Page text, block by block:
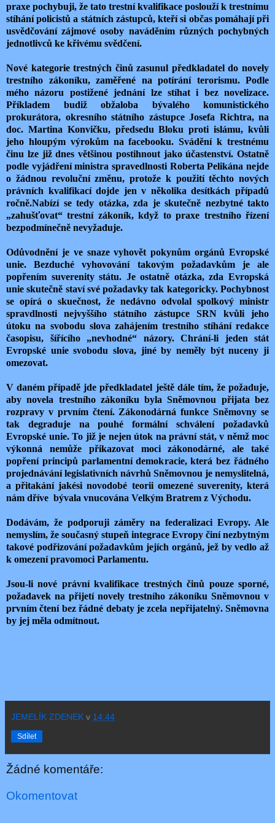
praxe pochybuji, že tato trestní kvalifikace poslouží k trestnímu
stíhání policistů a státních zástupců, kteří si občas pomáhají při
usvědčování zájmové osoby naváděním různých pochybných
jednotlivců ke křivému svědčení.
Nové kategorie trestných činů zasunul předkladatel do novely
trestního zákoníku, zaměřené na potírání terorismu. Podle
mého názoru postižené jednání lze stíhat i bez novelizace.
Příkladem budiž obžaloba bývalého komunistického
prokurátora, okresního státního zástupce Josefa Richtra, na
doc. Martina Konvičku, předsedu Bloku proti islámu, kvůli
jeho hloupým výrokům na facebooku. Svádění k trestnému
činu lze již dnes většinou postihnout jako účastenství. Ostatně
podle vyjádření ministra spravedlnosti Roberta Pelikána nejde
o žádnou revoluční změnu, protože k použití těchto nových
právních kvalifikací dojde jen v několika desítkách případů
ročně.Nabízí se tedy otázka, zda je skutečně nezbytnétakto
„zahušťovat“ trestní zákoník, když to praxe trestního řízení
bezpodmínečně nevyžaduje.
Odůvodnění je ve snaze vyhovět pokynům orgánů Evropské
unie. Bezduché vyhovování takovým požadavkům je ale
popřením suverenity státu. Je ostatně otázka, zda Evropská
unie skutečně staví své požadavky tak kategoricky. Pochybnost
se opírá o skuečnost, že nedávno odvolal spolkový ministr
spravdlnosti nejvyššího státního zástupce SRN kvůli jeho
útoku na svobodu slova zahájením trestního stíhání redakce
časopisu, šířícího „nevhodné“ názory. Chrání-li jeden stát
Evropské unie svobodu slova, jiné by neměly být nuceny ji
omezovat.
V daném případě jde předkladatel ještě dále tím, že požaduje,
aby novela trestního zákoníku byla Sněmovnou přijata bez
rozpravy v prvním čtení. Zákonodárná funkce Sněmovny se
tak degraduje na pouhé formální schválení požadavků
Evropské unie. To již je nejen útok na právní stát, v němž moc
výkonná nemůže přikazovat moci zákonodárné, ale také
popření principů parlamentní demokracie, která bez řádného
projednávání legislativních návrhů Sněmovnou je nemyslitelná,
a přitakání jakési novodobé teorii omezené suverenity, která
nám dříve bývala vnucována Velkým Bratrem z Východu.
Dodávám, že podporuji záměry na federalizaci Evropy. Ale
nemyslím, že současný stupeň integrace Evropy činí nezbytným
takové podřizování požadavkům jejích orgánů, jež by vedlo až
k omezení pravomoci Parlamentu.
Jsou-li nové právní kvalifikace trestných činů pouze sporné,
požadavek na přijetí novely trestního zákoníku Sněmovnou v
prvním čtení bez řádné debaty je zcela nepřijatelný. Sněmovna
by jej měla odmítnout.
JEMELÍK ZDENEK v 14:44
Sdílet
Žádné komentáře:
Okomentovat